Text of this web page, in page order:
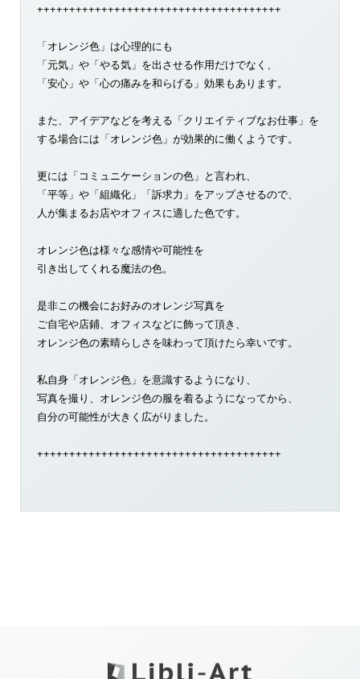
++++++++++++++++++++++++++++++++++++++
「オレンジ色」は心理的にも
「元気」や「やる気」を出させる作用だけでなく、
「安心」や「心の痛みを和らげる」効果もあります。
また、アイデアなどを考える「クリエイティブなお仕事」を
する場合には「オレンジ色」が効果的に働くようです。
更には「コミュニケーションの色」と言われ、
「平等」や「組織化」「訴求力」をアップさせるので、
人が集まるお店やオフィスに適した色です。
オレンジ色は様々な感情や可能性を
引き出してくれる魔法の色。
是非この機会にお好みのオレンジ写真を
ご自宅や店鋪、オフィスなどに飾って頂き、
オレンジ色の素晴らしさを味わって頂けたら幸いです。
私自身「オレンジ色」を意識するようになり、
写真を撮り、オレンジ色の服を着るようになってから、
自分の可能性が大きく広がりました。
++++++++++++++++++++++++++++++++++++++